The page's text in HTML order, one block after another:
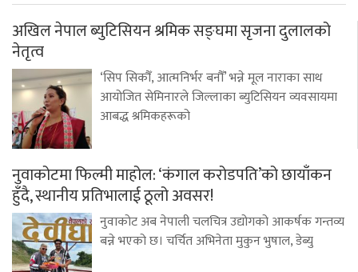
अखिल नेपाल ब्युटिसियन श्रमिक सङ्घमा सृजना दुलालको
नेतृत्व
‘सिप सिकौँ, आत्मनिर्भर बनौँ’ भन्ने मूल नाराका साथ
आयोजित सेमिनारले जिल्लाका ब्युटिसियन व्यवसायमा
आबद्ध श्रमिकहरूको
नुवाकोटमा फिल्मी माहोल: ‘कंगाल करोडपति’को छायाँकन
हुँदै, स्थानीय प्रतिभालाई ठूलो अवसर!
नुवाकोट अब नेपाली चलचित्र उद्योगको आकर्षक गन्तव्य
बन्ने भएको छ। चर्चित अभिनेता मुकुन भुषाल, डेब्यु